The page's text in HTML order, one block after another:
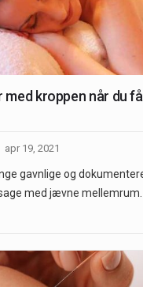
med kroppen når du
apr 19, 2021
gavnlige og
med jævne